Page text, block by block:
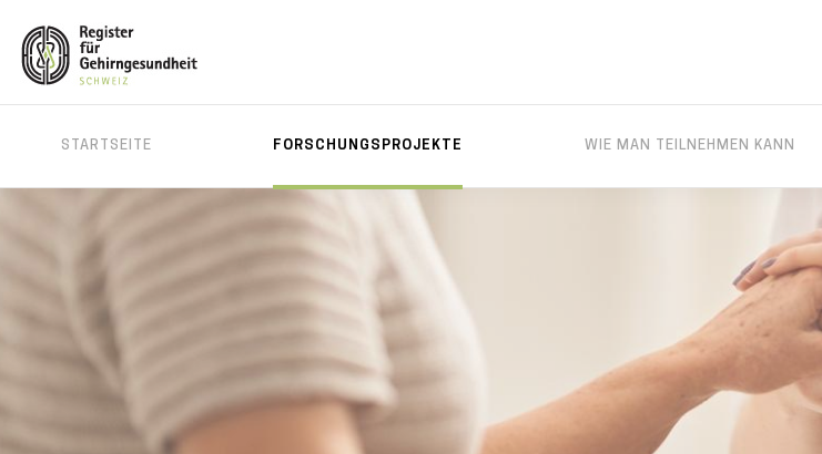
STARTSEITE FORSCHUNGSPROJEKTE WIE MAN TEILNEHMEN KANN